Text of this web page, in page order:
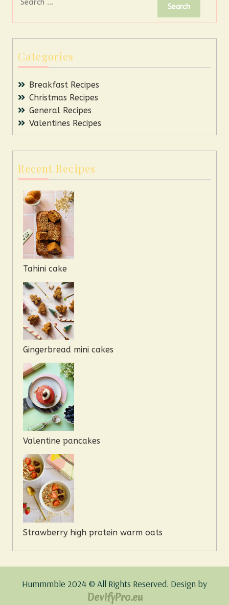
Categories
Breakfast Recipes
Christmas Recipes
General Recipes
Valentines Recipes
Recent Recipes
Tahini cake
Gingerbread mini cakes
Valentine pancakes
Strawberry high protein warm oats
Hummmble 2024 © All Rights Reserved. Design by
DevifyPro.eu